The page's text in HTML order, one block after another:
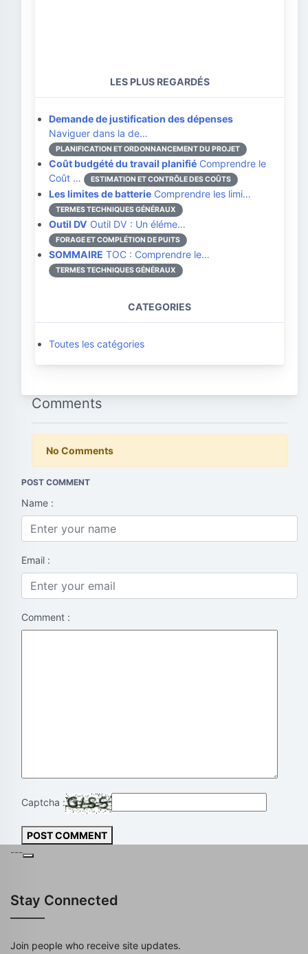
LES PLUS REGARDÉS
Demande de justification des dépenses
Naviguer dans la de…
PLANIFICATION ET ORDONNANCEMENT DU PROJET
Coût budgété du travail planifié Comprendre le
Coût …
ESTIMATION ET CONTRÔLE DES COÛTS
Les limites de batterie Comprendre les limi…
TERMES TECHNIQUES GÉNÉRAUX
Outil DV Outil DV : Un éléme…
FORAGE ET COMPLÉTION DE PUITS
SOMMAIRE TOC : Comprendre le…
TERMES TECHNIQUES GÉNÉRAUX
CATEGORIES
Toutes les catégories
Comments
No Comments
POST COMMENT
Name :
Email :
Comment :
Captcha :
POST COMMENT
---
Stay Connected
Join people who receive site updates.